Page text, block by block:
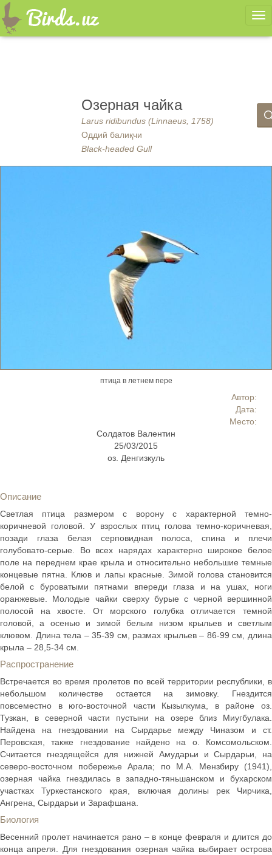
Озерная чайка
Larus ridibundus (Linnaeus, 1758)
Оддий балиқчи
Black-headed Gull
Автор:
Дата:
Место:
Солдатов Валентин
25/03/2015
оз. Денгизкуль
птица в летнем пере
Описание
Светлая птица размером с ворону с характерной темно-
коричневой головой. У взрослых птиц голова темно-коричневая,
позади глаза белая серповидная полоса, спина и плечи
голубовато-серые. Во всех нарядах характерно широкое белое
поле на переднем крае крыла и относительно небольшие темные
концевые пятна. Клюв и лапы красные. Зимой голова становится
белой с буроватыми пятнами впереди глаза и на ушах, ноги
оранжевые. Молодые чайки сверху бурые с черной вершинной
полосой на хвосте. От морского голубка отличается темной
головой, а осенью и зимой белым низом крыльев и светлым
клювом. Длина тела – 35-39 см, размах крыльев – 86-99 см, длина
крыла – 28,5-34 см.
Распространение
Встречается во время пролетов по всей территории республики, в
небольшом количестве остается на зимовку. Гнездится
повсеместно в юго-восточной части Кызылкума, в районе оз.
Тузкан, в северной части пустыни на озере близ Миyгбулака.
Найдена на гнездовании на Сырдарье между Чиназом и ст.
Перовская, также гнездование найдено на о. Комсомольском.
Считается гнездящейся для нижней Амударьи и Сырдарьи, на
северо-восточном побережье Арала; по М.А. Мензбиру (1941),
озерная чайка гнездилась в западно-тяньшанском и бухарском
участках Туркестанского края, включая долины рек Чирчика,
Ангрена, Сырдарьи и Зарафшана.
Биология
Весенний пролет начинается рано – в конце февраля и длится до
конца апреля. Для гнездования озерная чайка выбирает острова